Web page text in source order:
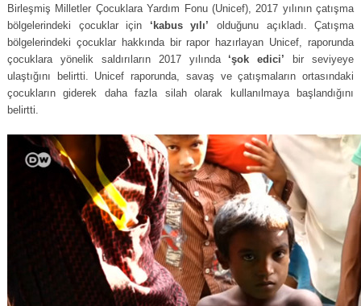
Birleşmiş Milletler Çocuklara Yardım Fonu (Unicef), 2017 yılının çatışma
bölgelerindeki çocuklar için ‘kabus yılı’ olduğunu açıkladı. Çatışma
bölgelerindeki çocuklar hakkında bir rapor hazırlayan Unicef, raporunda
çocuklara yönelik saldırıların 2017 yılında ‘şok edici’ bir seviyeye
ulaştığını belirtti. Unicef raporunda, savaş ve çatışmaların ortasındaki
çocukların giderek daha fazla silah olarak kullanılmaya başlandığını
belirtti.